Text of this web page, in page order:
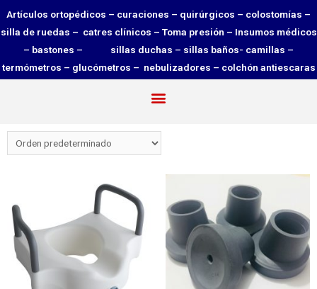
Artículos ortopédicos – curaciones – quirúrgicos – colostomías –
silla de ruedas – catres clínicos – Toma presión – Insumos médicos
– bastones – sillas duchas – sillas baños- camillas –
termómetros – glucómetros – nebulizadores – colchón antiescaras